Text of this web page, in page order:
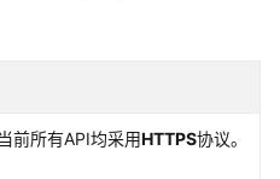
前所有API均采用HTTPS协议。